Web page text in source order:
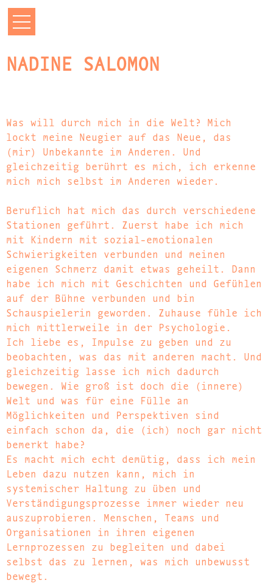
NADINE SALOMON
Was will durch mich in die Welt? Mich
lockt meine Neugier auf das Neue, das
(mir) Unbekannte im Anderen. Und
gleichzeitig berührt es mich, ich erkenne
mich mich selbst im Anderen wieder.
Beruflich hat mich das durch verschiedene
Stationen geführt. Zuerst habe ich mich
mit Kindern mit sozial-emotionalen
Schwierigkeiten verbunden und meinen
eigenen Schmerz damit etwas geheilt. Dann
habe ich mich mit Geschichten und Gefühlen
auf der Bühne verbunden und bin
Schauspielerin geworden. Zuhause fühle ich
mich mittlerweile in der Psychologie.
Ich liebe es, Impulse zu geben und zu
beobachten, was das mit anderen macht. Und
gleichzeitig lasse ich mich dadurch
bewegen. Wie groß ist doch die (innere)
Welt und was für eine Fülle an
Möglichkeiten und Perspektiven sind
einfach schon da, die (ich) noch gar nicht
bemerkt habe?
Es macht mich echt demütig, dass ich mein
Leben dazu nutzen kann, mich in
systemischer Haltung zu üben und
Verständigungsprozesse immer wieder neu
auszuprobieren. Menschen, Teams und
Organisationen in ihren eigenen
Lernprozessen zu begleiten und dabei
selbst das zu lernen, was mich unbewusst
bewegt.